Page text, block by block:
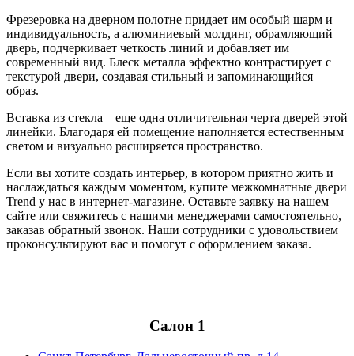
Фрезеровка на дверном полотне придает им особый шарм и
индивидуальность, а алюминиевый молдинг, обрамляющий
дверь, подчеркивает четкость линий и добавляет им
современный вид. Блеск металла эффектно контрастирует с
текстурой двери, создавая стильный и запоминающийся
образ.
Вставка из стекла – еще одна отличительная черта дверей этой
линейки. Благодаря ей помещение наполняется естественным
светом и визуально расширяется пространство.
Если вы хотите создать интерьер, в котором приятно жить и
наслаждаться каждым моментом, купите межкомнатные двери
Trend у нас в интернет-магазине. Оставьте заявку на нашем
сайте или свяжитесь с нашими менеджерами самостоятельно,
заказав обратный звонок. Наши сотрудники с удовольствием
проконсультируют вас и помогут с оформлением заказа.
Салон 1